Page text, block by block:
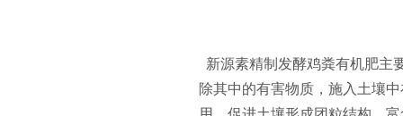
新源素精制发酵鸡粪有机肥主
除其中的有害物质，施入土壤